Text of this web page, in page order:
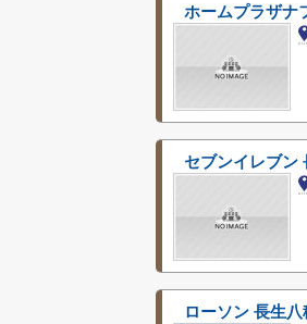
ホームプラザナ
セブンイレブン
ローソン 長生八